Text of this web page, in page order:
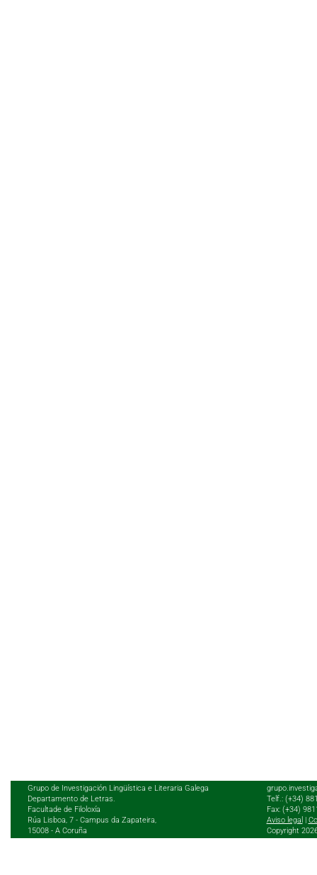
Grupo de Investigación Lingüística e Literaria Galega
Departamento de Letras.
Facultade de Filoloxía
Rúa Lisboa, 7 - Campus da Zapateira,
15008 - A Coruña
Telf.: (+34)
Fax: (+34)
Aviso legal
Copyright